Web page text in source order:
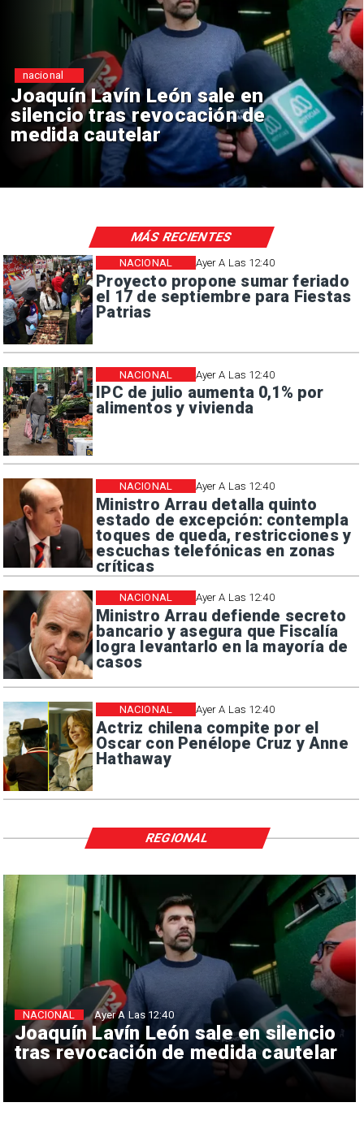
Chile y Venezuela
reinicio de relaciones
consulares
nacional
Ayer A Las 12:40
Proyecto propone sumar feriado
el 17 de septiembre para Fiestas
Patrias
NACIONAL
Ayer A Las 12:40
IPC de julio aumenta 0,1% por
alimentos y vivienda
NACIONAL
Ayer A Las 12:40
Ministro Arrau detalla quinto
estado de excepción: contempla
toques de queda, restricciones y
escuchas telefónicas en zonas
críticas
NACIONAL
Ayer A Las 12:40
Ministro Arrau defiende secreto
bancario y asegura que Fiscalía
logra levantarlo en la mayoría de
casos
NACIONAL
Ayer A Las 12:40
Actriz chilena compite por el
Oscar con Penélope Cruz y Anne
Hathaway
NACIONAL
MÁS RECIENTES
Joaquín Lavín León sale en silencio
tras revocación de medida cautelar
NACIONAL Ayer A Las 12:40
REGIONAL